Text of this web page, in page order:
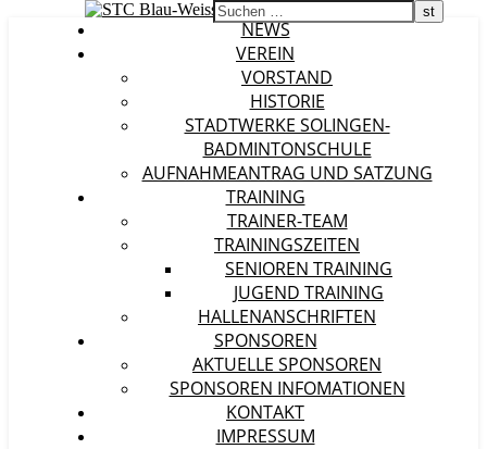
NEWS
VEREIN
VORSTAND
HISTORIE
STADTWERKE SOLINGEN-
BADMINTONSCHULE
AUFNAHMEANTRAG UND SATZUNG
TRAINING
TRAINER-TEAM
TRAININGSZEITEN
SENIOREN TRAINING
JUGEND TRAINING
HALLENANSCHRIFTEN
SPONSOREN
AKTUELLE SPONSOREN
SPONSOREN INFOMATIONEN
KONTAKT
IMPRESSUM